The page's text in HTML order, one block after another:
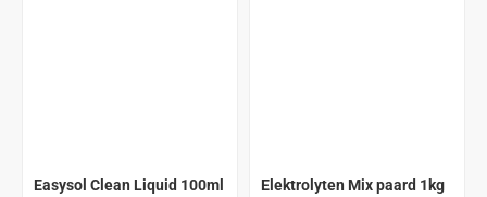
Easysol Clean Liquid 100ml Elektrolyten Mix paard 1kg